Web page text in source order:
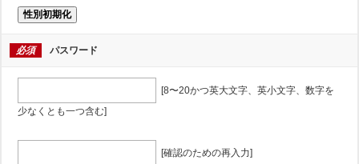
性別初期化
必須 パスワード
[8〜20かつ英大文字、英小文字、数字を
少なくとも一つ含む]
[確認のための再入力]